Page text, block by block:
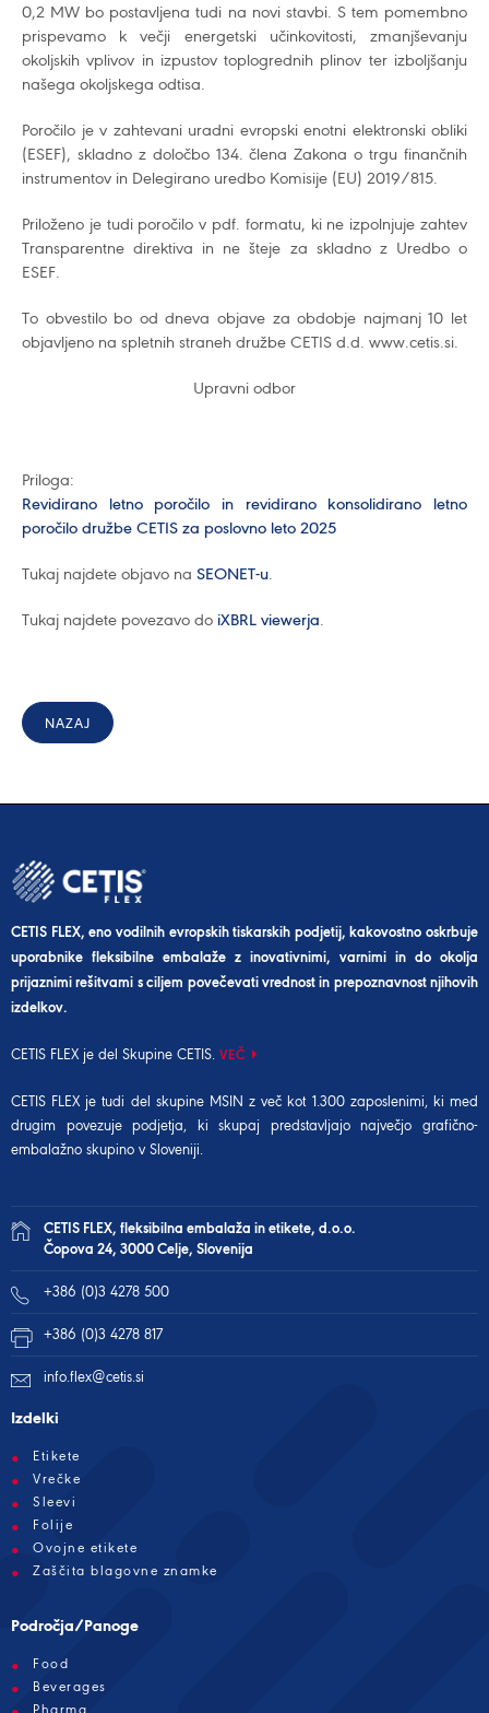
0,2 MW bo postavljena tudi na novi stavbi. S tem pomembno
prispevamo k večji energetski učinkovitosti, zmanjševanju
okoljskih vplivov in izpustov toplogrednih plinov ter izboljšanju
našega okoljskega odtisa.
Poročilo je v zahtevani uradni evropski enotni elektronski obliki
(ESEF), skladno z določbo 134. člena Zakona o trgu finančnih
instrumentov in Delegirano uredbo Komisije (EU) 2019/815.
Priloženo je tudi poročilo v pdf. formatu, ki ne izpolnjuje zahtev
Transparentne direktiva in ne šteje za skladno z Uredbo o
ESEF.
To obvestilo bo od dneva objave za obdobje najmanj 10 let
objavljeno na spletnih straneh družbe CETIS d.d. www.cetis.si.
Upravni odbor
Priloga:
Revidirano letno poročilo in revidirano konsolidirano letno
poročilo družbe CETIS za poslovno leto 2025
Tukaj najdete objavo na SEONET-u.
Tukaj najdete povezavo do iXBRL viewerja.
NAZAJ
CETIS FLEX, eno vodilnih evropskih tiskarskih podjetij, kakovostno oskrbuje
uporabnike fleksibilne embalaže z inovativnimi, varnimi in do okolja
prijaznimi rešitvami s ciljem povečevati vrednost in prepoznavnost njihovih
izdelkov.
CETIS FLEX je del Skupine CETIS. VEČ
CETIS FLEX je tudi del skupine MSIN z več kot 1.300 zaposlenimi, ki med
drugim povezuje podjetja, ki skupaj predstavljajo največjo grafično-
embalažno skupino v Sloveniji.
CETIS FLEX, fleksibilna embalaža in etikete, d.o.o.
Čopova 24, 3000 Celje, Slovenija
+386 (0)3 4278 500
+386 (0)3 4278 817
info.flex@cetis.si
Izdelki
Etikete
Vrečke
Sleevi
Folije
Ovojne etikete
Zaščita blagovne znamke
Področja/Panoge
Food
Beverages